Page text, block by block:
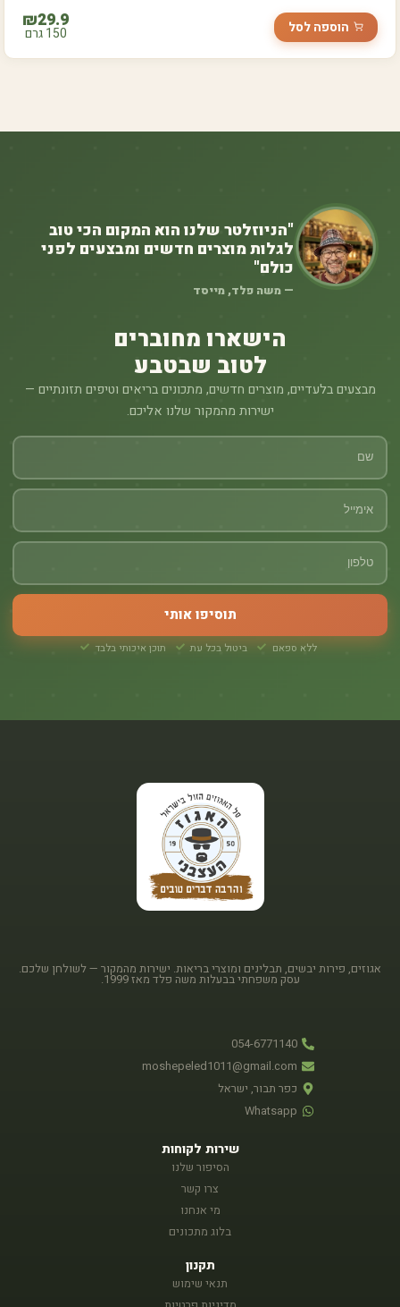
₪29.9
150 גרם הוספה לסל
"הניוזלטר שלנו הוא המקום הכי טוב
לגלות מוצרים חדשים ומבצעים לפני
כולם"
— משה פלד, מייסד
הישארו מחוברים
לטוב שבטבע
מבצעים בלעדיים, מוצרים חדשים, מתכונים בריאים וטיפים תזונתיים —
ישירות מהמקור שלנו אליכם.
תוסיפו אותי
ללא ספאם ביטול בכל עת תוכן איכותי בלבד
אגוזים, פירות יבשים, תבלינים ומוצרי בריאות. ישירות מהמקור — לשולחן שלכם.
עסק משפחתי בבעלות משה פלד מאז 1999.
054-6771140
moshepeled1011@gmail.com
כפר תבור, ישראל
Whatsapp
שירות לקוחות
הסיפור שלנו
צרו קשר
מי אנחנו
בלוג מתכונים
תקנון
תנאי שימוש